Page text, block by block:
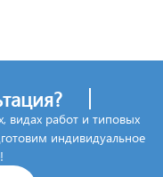
видах работ и типовых
индивидуальное